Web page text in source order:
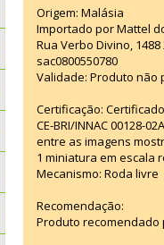
Origem: Malásia
Importado por Mattel
Rua Verbo Divino,
sac0800550780
Validade: Produto não
Certificação:
CE-BRI/INNAC 00128-
entre as imagens
1 miniatura em escala
Mecanismo: Roda livre
Recomendação:
Produto recomendado